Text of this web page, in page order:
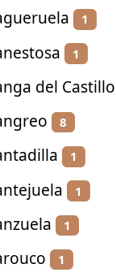
1
1
del Castillo
8
1
1
1
1